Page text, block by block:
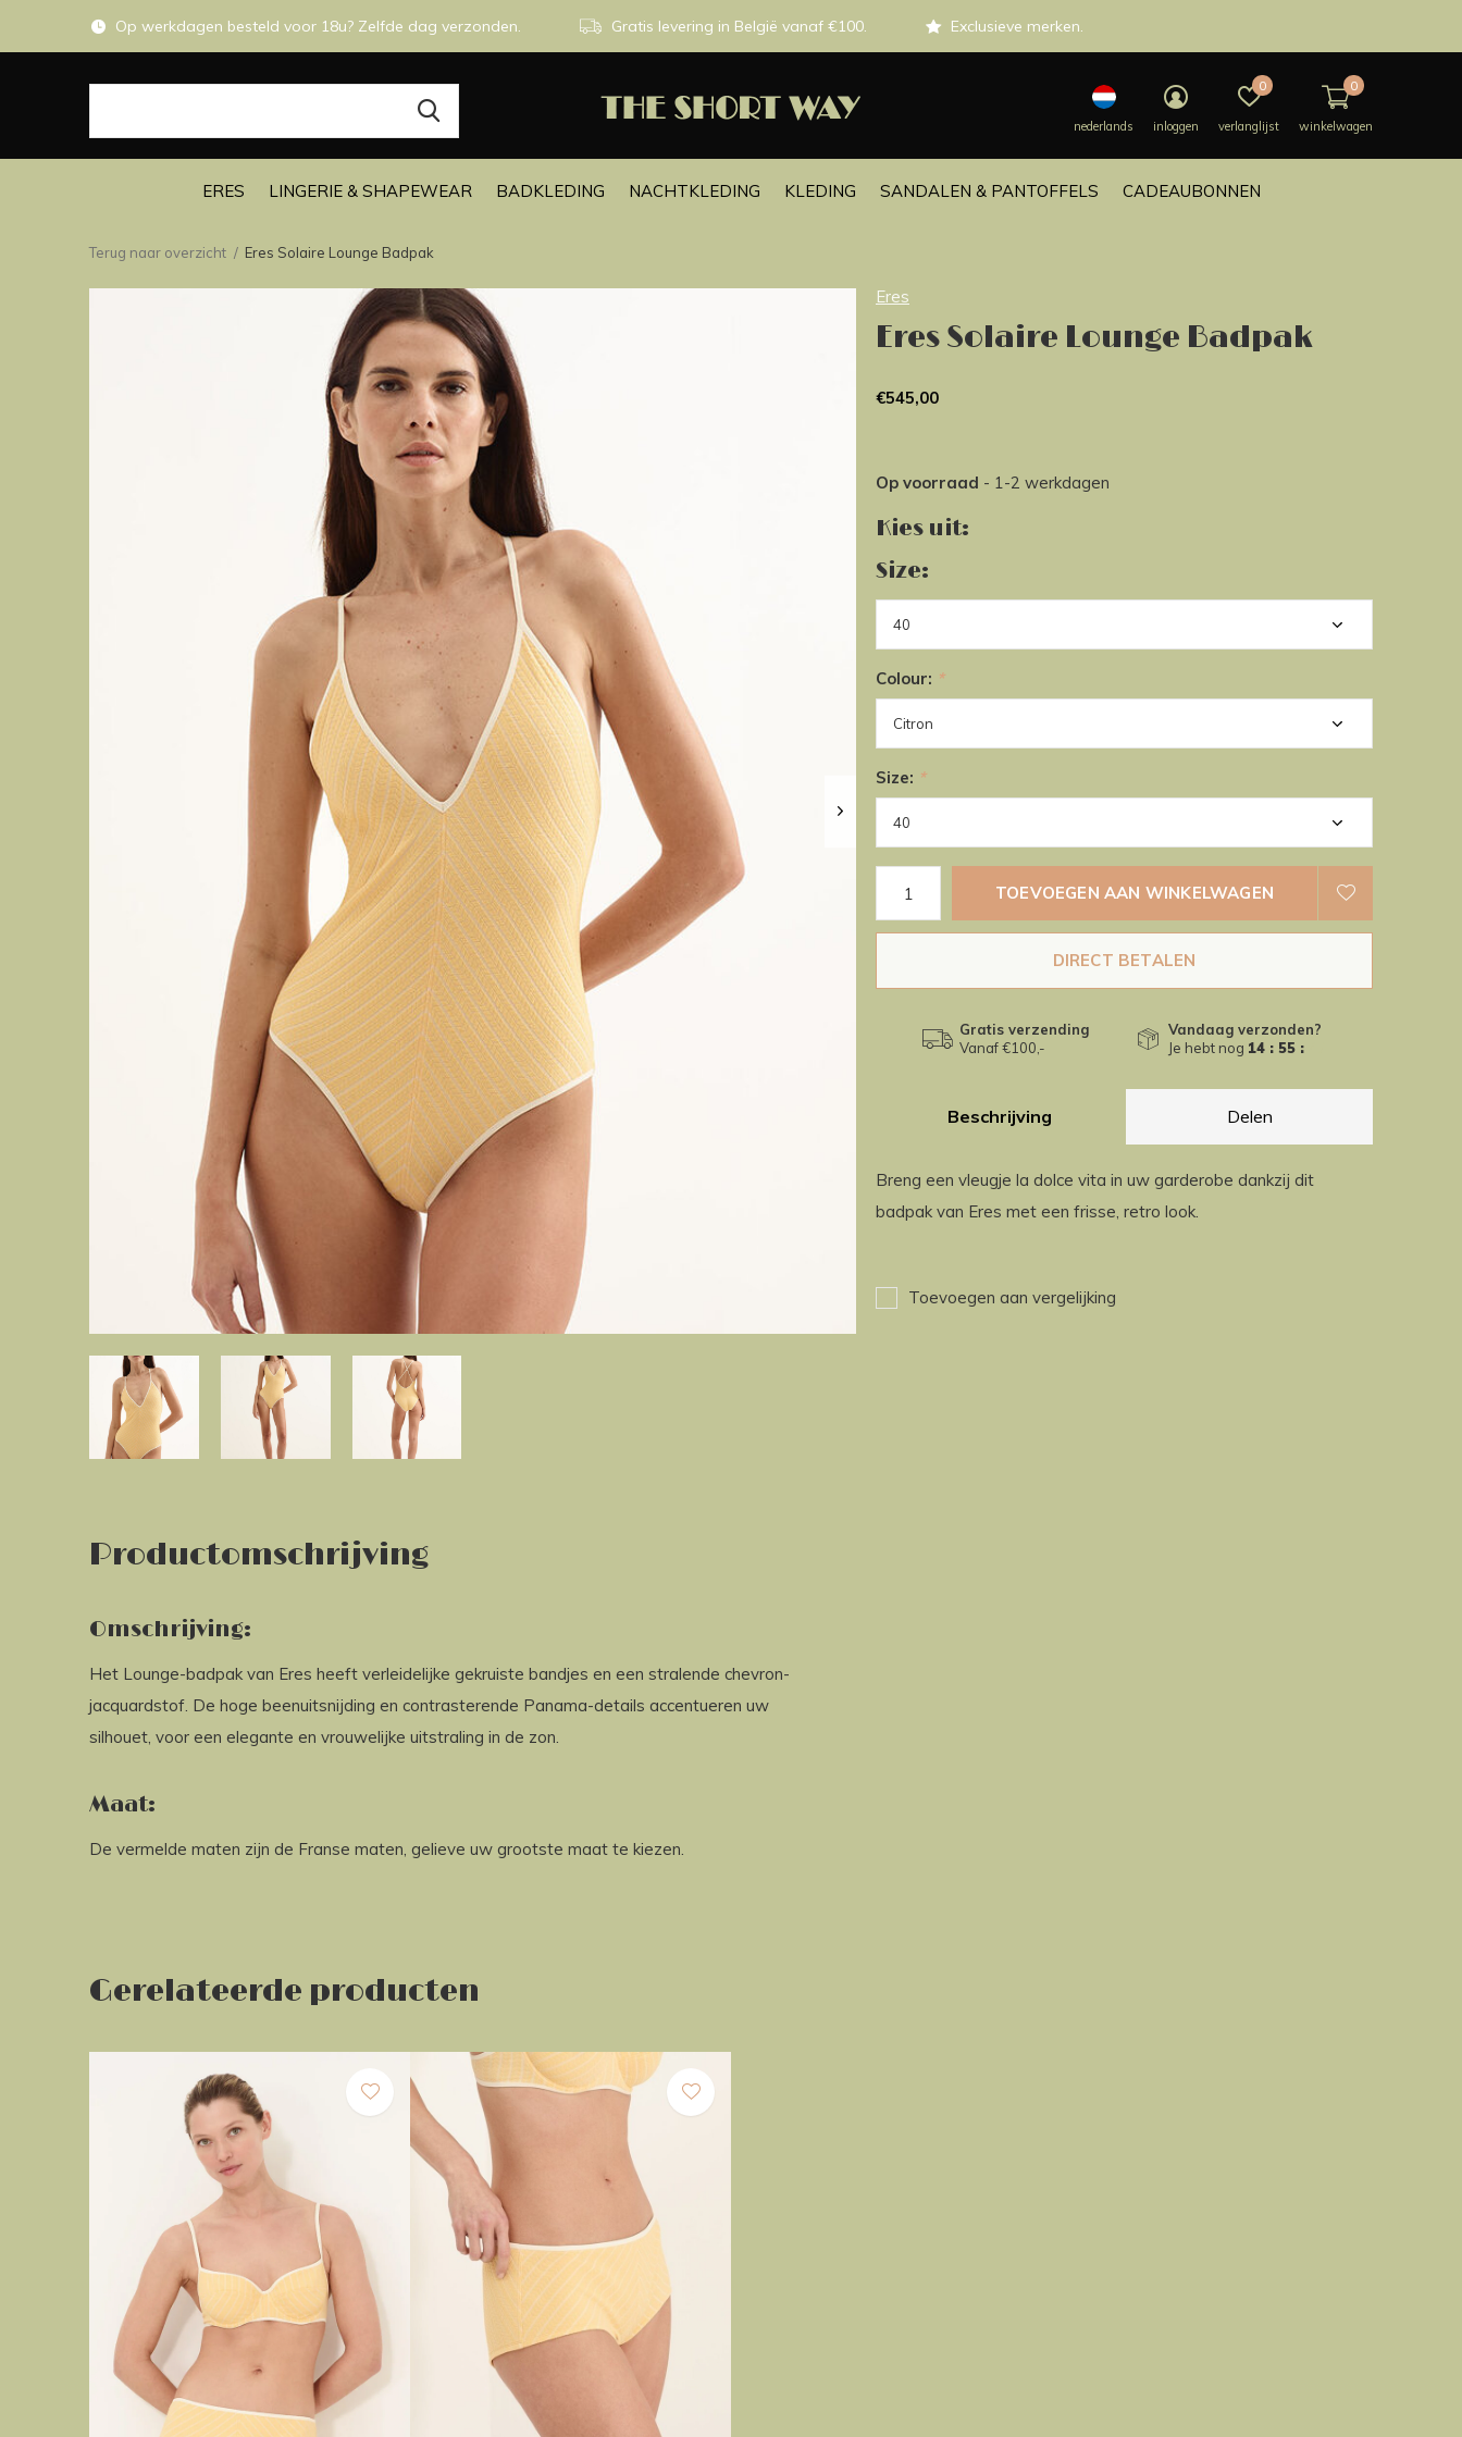
ERES LINGERIE & SHAPEWEAR BADKLEDING NACHTKLEDING KLEDING SANDALEN & PANTOFFELS CADEAUBONNEN
nederlands inloggen verlanglijst
0
winkelwagen
0
Op werkdagen besteld voor 18u? Zelfde dag verzonden. Gratis levering in België vanaf €100. Exclusieve merken.
Terug naar overzicht Eres Solaire Lounge Badpak
Eres
Eres Solaire Lounge Badpak
€545,00
Op voorraad - 1-2 werkdagen
Kies uit:
Size:
Colour: *
Size: *
TOEVOEGEN AAN WINKELWAGEN
DIRECT BETALEN
Gratis verzending
Vanaf €100,-
Vandaag verzonden?
Je hebt nog 14 : 55 :
Beschrijving Delen
Breng een vleugje la dolce vita in uw garderobe dankzij dit
badpak van Eres met een frisse, retro look.
Toevoegen aan vergelijking
Productomschrijving
Omschrijving:
Het Lounge-badpak van Eres heeft verleidelijke gekruiste bandjes en een stralende chevron-
jacquardstof. De hoge beenuitsnijding en contrasterende Panama-details accentueren uw
silhouet, voor een elegante en vrouwelijke uitstraling in de zon.
Maat:
De vermelde maten zijn de Franse maten, gelieve uw grootste maat te kiezen.
Gerelateerde producten